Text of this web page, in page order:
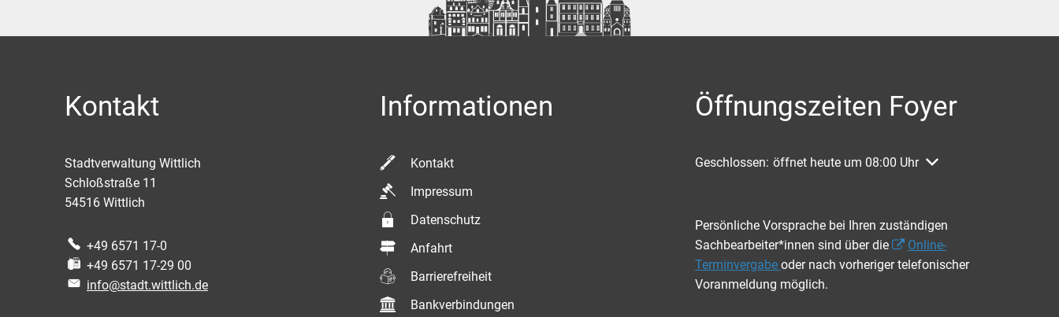
Kontakt
Stadtverwaltung Wittlich
Schloßstraße 11
54516 Wittlich
+49 6571 17-0
+49 6571 17-29 00
info@stadt.wittlich.de
Informationen
Kontakt
Impressum
Datenschutz
Anfahrt
Barrierefreiheit
Bankverbindungen
Öffnungszeiten Foyer
Klicken, um weitere Öffnungs- oder Schließzeiten auszublenden
Geschlossen: öffnet heute um 08:00 Uhr
Persönliche Vorsprache bei Ihren zuständigen
Sachbearbeiter*innen sind über die
Online-
Terminvergabe oder nach vorheriger telefonischer
Voranmeldung möglich.